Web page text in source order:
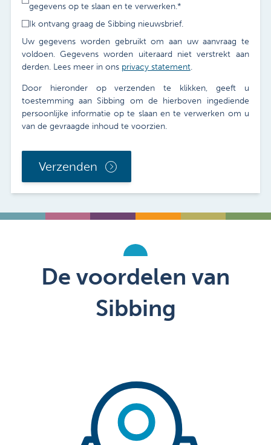
gegevens op te slaan en te verwerken.*
Ik ontvang graag de Sibbing nieuwsbrief.
Uw gegevens worden gebruikt om aan uw aanvraag te
voldoen. Gegevens worden uiteraard niet verstrekt aan
derden. Lees meer in ons privacy statement.
Door hieronder op verzenden te klikken, geeft u
toestemming aan Sibbing om de hierboven ingediende
persoonlijke informatie op te slaan en te verwerken om u
van de gevraagde inhoud te voorzien.
De voordelen van
Sibbing